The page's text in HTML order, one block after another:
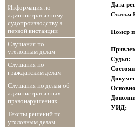
Информация по
административному
судопроизводству в
первой инстанции
Слушания по
уголовным делам
Слушания по
гражданским делам
Слушания по делам об
административных
правонарушениях
Тексты решений по
уголовным делам
Дата
Статья
Номер
Судья:
УИД: